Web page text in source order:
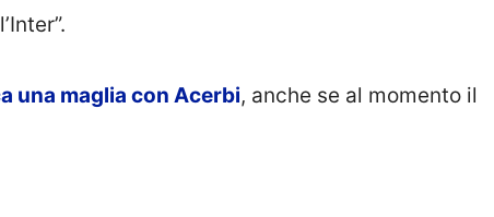
una maglia con Acerbi, anche se al momento il